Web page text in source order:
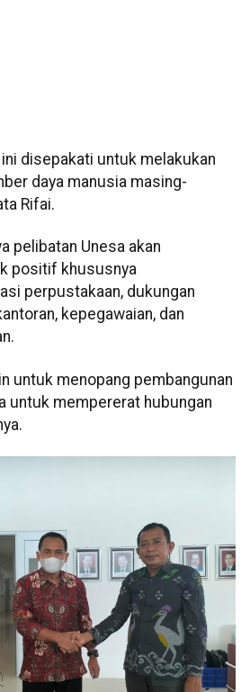
disepakati untuk melakukan
daya manusia masing-
Rifai.
pelibatan Unesa akan
positif khususnya
perpustakaan, dukungan
kepegawaian, dan
untuk menopang pembangunan
untuk mempererat hubungan